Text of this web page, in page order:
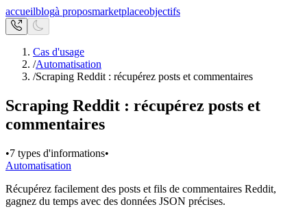
accueilblogà proposmarketplaceobjectifs
Cas d'usage
/Automatisation
/Scraping Reddit : récupérez posts et commentaires
Scraping Reddit : récupérez posts et
commentaires
•7 types d'informations•
Automatisation
Récupérez facilement des posts et fils de commentaires Reddit,
gagnez du temps avec des données JSON précises.